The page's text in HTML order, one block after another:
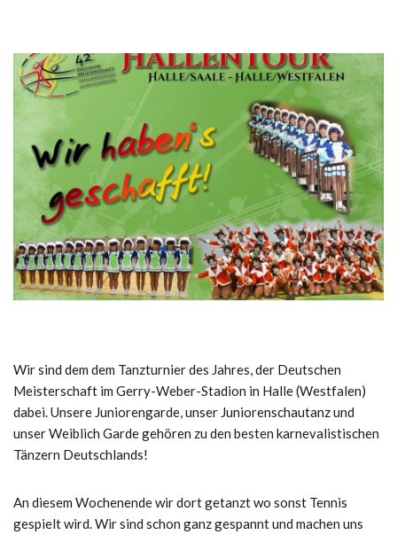
Wir sind dem dem Tanzturnier des Jahres, der Deutschen
Meisterschaft im Gerry-Weber-Stadion in Halle (Westfalen)
dabei. Unsere Juniorengarde, unser Juniorenschautanz und
unser Weiblich Garde gehören zu den besten karnevalistischen
Tänzern Deutschlands!
An diesem Wochenende wir dort getanzt wo sonst Tennis
gespielt wird. Wir sind schon ganz gespannt und machen uns